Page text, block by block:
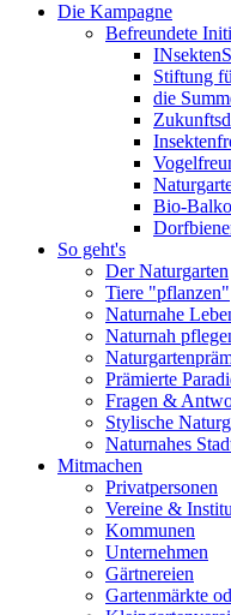
Die Kampagne
Befreundete
Stiftung
die
Bio-
So geht's
Der Naturgarten
Tiere "pflanzen"
Naturnahe
Naturnah
Prämierte
Fragen &
Stylische
Naturnahes
Mitmachen
Privatpersonen
Vereine &
Kommunen
Unternehmen
Gärtnereien
Gartenmärkte